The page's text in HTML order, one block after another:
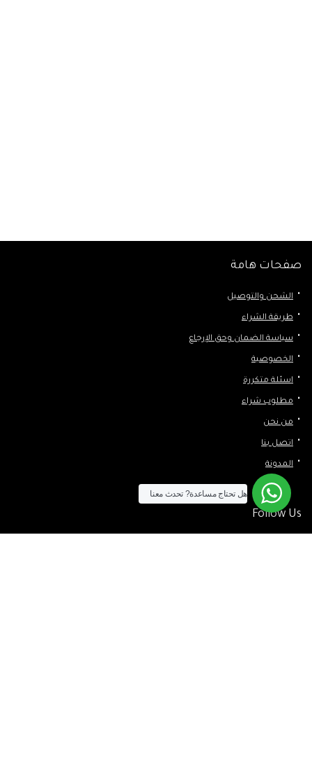
صفحات هامة
الشحن والتوصيل
طريقة الشراء
سياسة الضمان وحق الإرجاع
الخصوصية
اسئلة متكررة
مطلوب شراء
من نحن
اتصل بنا
المدونة
Follow Us
هل تحتاج مساعدة? تحدث معنا